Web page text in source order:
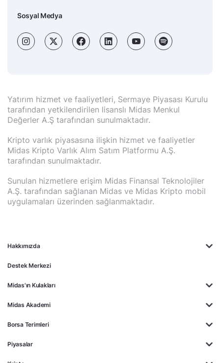
Hakkımızda
Destek Merkezi
Midas'ın Kulakları
Midas Akademi
Borsa Terimleri
Piyasalar
Sosyal Medya
Yatırım hizmet ve faaliyetleri, Sermaye Piyasası Kurulu
tarafından yetkilendirilen lisanslı Midas Menkul
Değerler A.Ş tarafından sunulmaktadır.
Kripto varlık piyasasına ilişkin hizmet ve faaliyetler
Midas Kripto Varlık Alım Satım Platformu A.Ş.
tarafından sunulmaktadır.
Sunulan hizmetlere erişim Midas Finansal Teknolojiler
A.Ş. tarafından sağlanan Midas ve Midas Kripto mobil
uygulamaları üzerinden sağlanmaktadır.